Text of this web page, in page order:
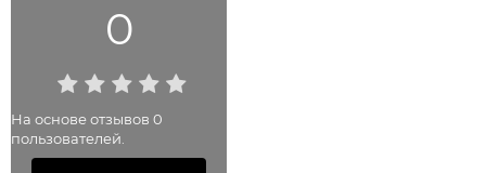
0
На основе отзывов 0
пользователей.